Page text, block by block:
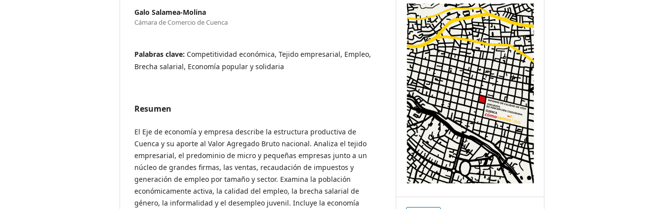
Galo Salamea-Molina
Cámara de Comercio de Cuenca
Palabras clave: Competitividad económica, Tejido empresarial, Empleo,
Brecha salarial, Economía popular y solidaria
Resumen
El Eje de economía y empresa describe la estructura productiva de
Cuenca y su aporte al Valor Agregado Bruto nacional. Analiza el tejido
empresarial, el predominio de micro y pequeñas empresas junto a un
núcleo de grandes firmas, las ventas, recaudación de impuestos y
generación de empleo por tamaño y sector. Examina la población
económicamente activa, la calidad del empleo, la brecha salarial de
género, la informalidad y el desempleo juvenil. Incluye la economía